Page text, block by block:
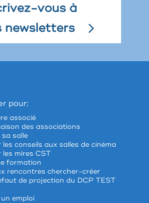
vous à
newsletters
pour:
associé
des associations
sa salle
les conseils aux salles de cinéma
les mires CST
formation
rencontres chercher-créer
de projection du DCP TEST
emploi